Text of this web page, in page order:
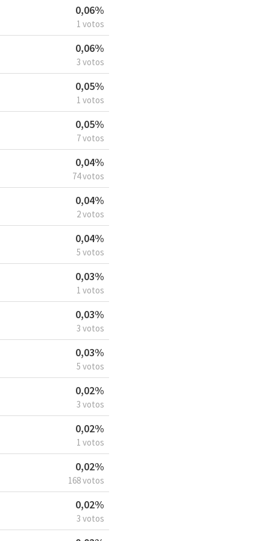
0,06%
1 votos
0,06%
3 votos
0,05%
1 votos
0,05%
7 votos
0,04%
74 votos
0,04%
2 votos
0,04%
5 votos
0,03%
1 votos
0,03%
3 votos
0,03%
5 votos
0,02%
3 votos
0,02%
1 votos
0,02%
168 votos
0,02%
3 votos